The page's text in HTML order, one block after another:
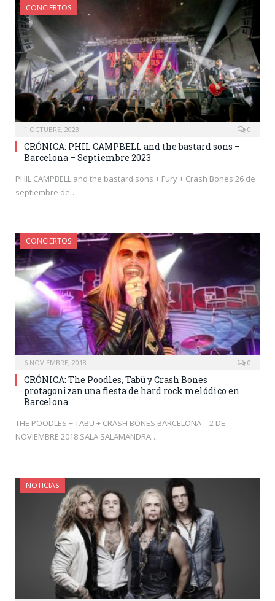
CONCIERTOS
1 OCTUBRE, 2023 0
CRÓNICA: PHIL CAMPBELL and the bastard sons –
Barcelona – Septiembre 2023
PHIL CAMPBELL and the bastard sons + Fury + Crash Bones 26 de
septiembre de…
CONCIERTOS
6 NOVIEMBRE, 2018 0
CRÓNICA: The Poodles, Tabü y Crash Bones
protagonizan una fiesta de hard rock melódico en
Barcelona
THE POODLES + TABÜ + CRASH BONES BARCELONA – 2 DE
NOVIEMBRE 2018 SALA SALAMANDRA…
NOTICIAS